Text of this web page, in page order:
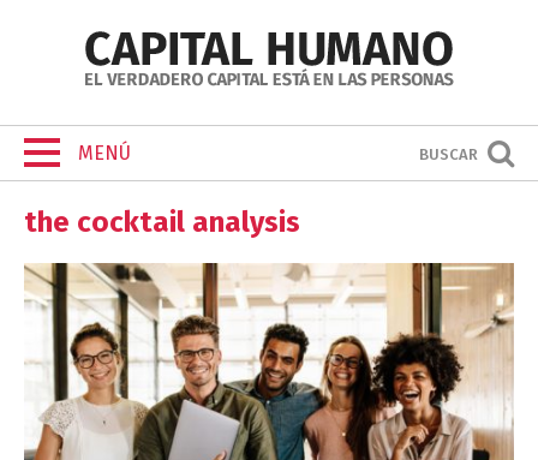
MENÚ BUSCAR
the cocktail analysis